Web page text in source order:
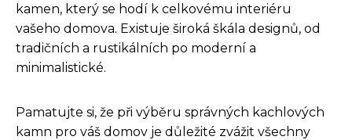
kamen, který se hodí k celkovému interiéru
vašeho domova. Existuje široká škála designů, od
tradičních a rustikálních po moderní a
minimalistické.
Pamatujte si, že při výběru správných kachlových
kamn pro váš domov je důležité zvážit všechny